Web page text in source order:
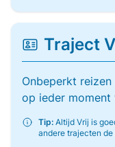
Traject
Onbeperkt
op ieder moment
Tip: Altijd Vrij is
andere trajecten